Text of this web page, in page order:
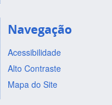
Navegação
Acessibilidade
Alto Contraste
Mapa do Site